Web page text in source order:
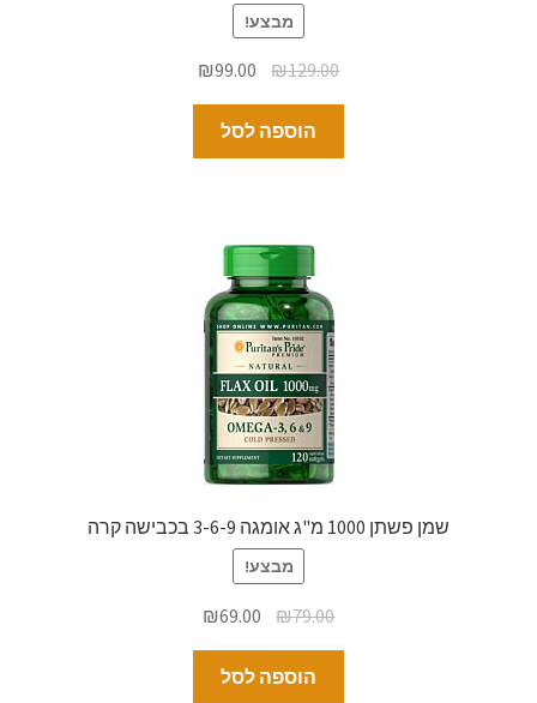
מבצע!
₪129.00
₪99.00
הוספה לסל
שמן פשתן 1000 מ"ג אומגה 3-6-9 בכבישה קרה
מבצע!
₪79.00
₪69.00
הוספה לסל